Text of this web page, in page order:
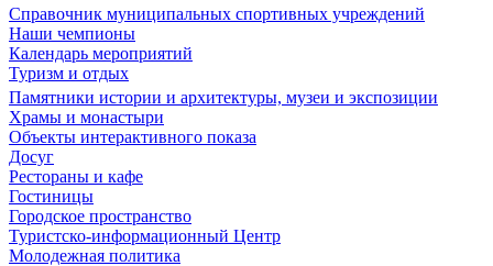
Справочник муниципальных спортивных учреждений
Наши чемпионы
Календарь мероприятий
Туризм и отдых
Памятники истории и архитектуры, музеи и экспозиции
Храмы и монастыри
Объекты интерактивного показа
Досуг
Рестораны и кафе
Гостиницы
Городское пространство
Туристско-информационный Центр
Молодежная политика